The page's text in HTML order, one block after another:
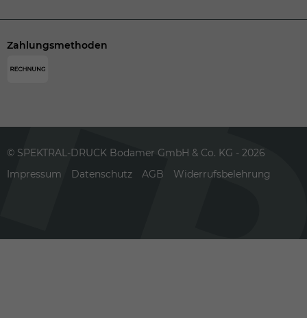
Zahlungsmethoden
© SPEKTRAL-DRUCK Bodamer GmbH & Co. KG - 2026
Impressum
Datenschutz AGB Widerrufsbelehrung